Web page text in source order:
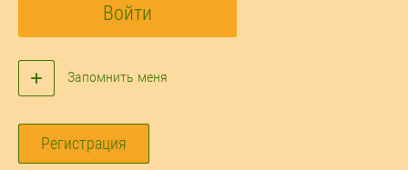
Войти
Запомнить меня
Регистрация